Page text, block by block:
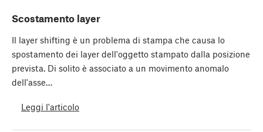
Scostamento layer
Il layer shifting è un problema di stampa che causa lo
spostamento dei layer dell'oggetto stampato dalla posizione
prevista. Di solito è associato a un movimento anomalo
dell'asse…
Leggi l'articolo